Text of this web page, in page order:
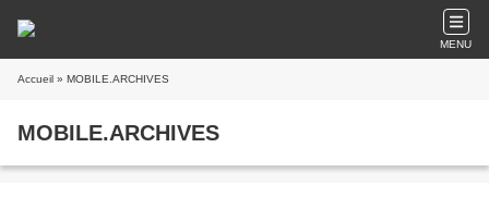
MENU
Accueil » MOBILE.ARCHIVES
MOBILE.ARCHIVES